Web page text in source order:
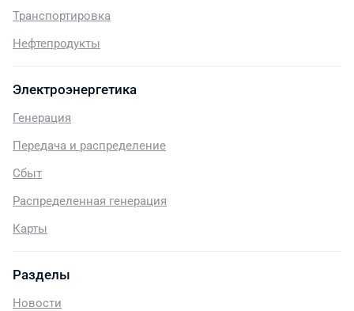
Транспортировка
Нефтепродукты
Электроэнергетика
Генерация
Передача и распределение
Сбыт
Распределенная генерация
Карты
Разделы
Новости